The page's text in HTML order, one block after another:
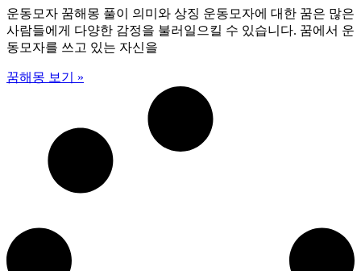
운동모자 꿈해몽 풀이 의미와 상징 운동모자에 대한 꿈은 많은
사람들에게 다양한 감정을 불러일으킬 수 있습니다. 꿈에서 운
동모자를 쓰고 있는 자신을
꿈해몽 보기 »